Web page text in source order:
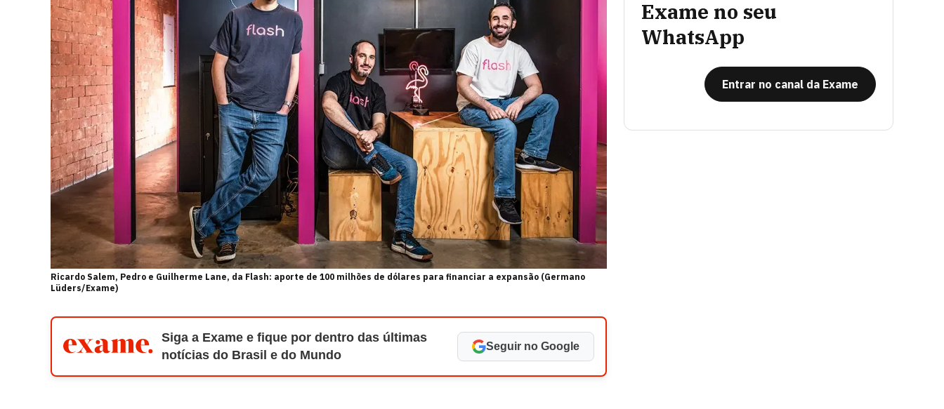
Ricardo Salem, Pedro e Guilherme Lane, da Flash: aporte de 100 milhões de dólares para financiar a expansão (Germano
Lüders/Exame)
Siga a Exame e fique por dentro das últimas
notícias do Brasil e do Mundo
Seguir no Google
Exame no seu
WhatsApp
Entrar no canal da Exame